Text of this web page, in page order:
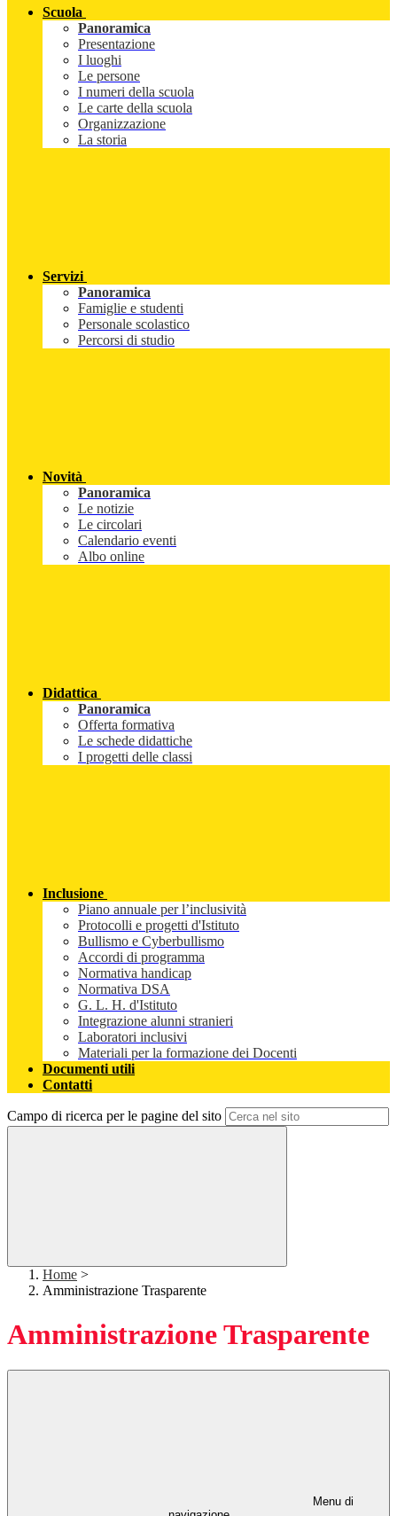
Scuola
Panoramica
Presentazione
I luoghi
Le persone
I numeri della scuola
Le carte della scuola
Organizzazione
La storia
Servizi
Panoramica
Famiglie e studenti
Personale scolastico
Percorsi di studio
Novità
Panoramica
Le notizie
Le circolari
Calendario eventi
Albo online
Didattica
Panoramica
Offerta formativa
Le schede didattiche
I progetti delle classi
Inclusione
Piano annuale per l’inclusività
Protocolli e progetti d'Istituto
Bullismo e Cyberbullismo
Accordi di programma
Normativa handicap
Normativa DSA
G. L. H. d'Istituto
Integrazione alunni stranieri
Laboratori inclusivi
Materiali per la formazione dei Docenti
Documenti utili
Contatti
Campo di ricerca per le pagine del sito
Home >
Amministrazione Trasparente
Amministrazione Trasparente
Menu di